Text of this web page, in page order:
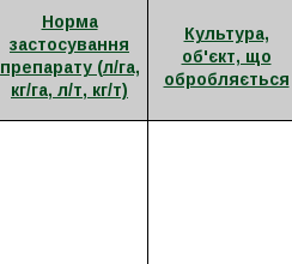
Норма
застосування
препарату (л/га,
кг/га, л/т, кг/т)
Культура,
об'єкт, що
обробляється